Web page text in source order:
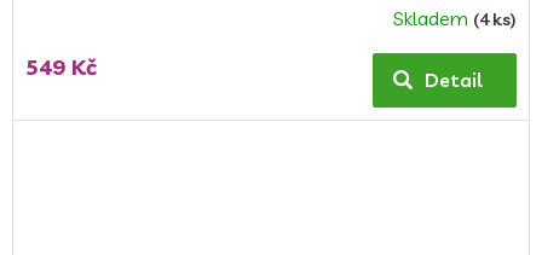
Skladem (4 ks)
549 Kč Detail